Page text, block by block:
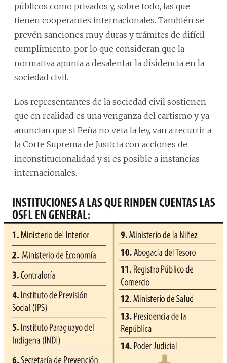
públicos como privados y, sobre todo, las que
tienen cooperantes internacionales. También se
prevén sanciones muy duras y trámites de difícil
cumplimiento, por lo que consideran que la
normativa apunta a desalentar la disidencia en la
sociedad civil.
Los representantes de la sociedad civil sostienen
que en realidad es una venganza del cartismo y ya
anuncian que si Peña no veta la ley, van a recurrir a
la Corte Suprema de Justicia con acciones de
inconstitucionalidad y si es posible a instancias
internacionales.